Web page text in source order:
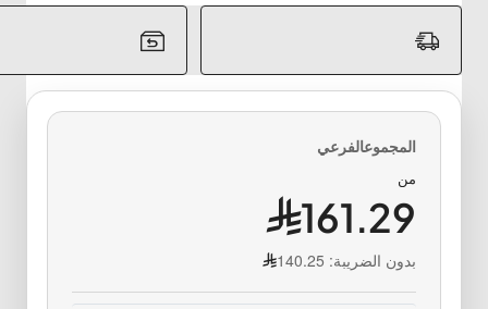
من
161.29
بدون الضريبة: 140.25